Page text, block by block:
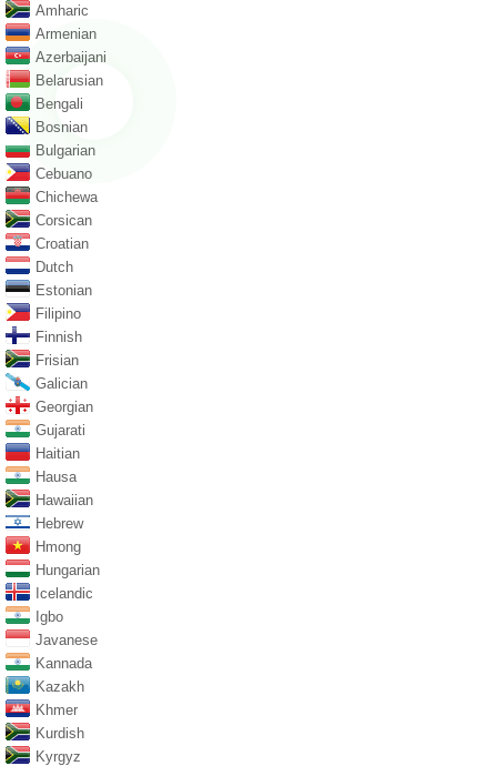
Amharic
Armenian
Azerbaijani
Belarusian
Bengali
Bosnian
Bulgarian
Cebuano
Chichewa
Corsican
Croatian
Dutch
Estonian
Filipino
Finnish
Frisian
Galician
Georgian
Gujarati
Haitian
Hausa
Hawaiian
Hebrew
Hmong
Hungarian
Icelandic
Igbo
Javanese
Kannada
Kazakh
Khmer
Kurdish
Kyrgyz